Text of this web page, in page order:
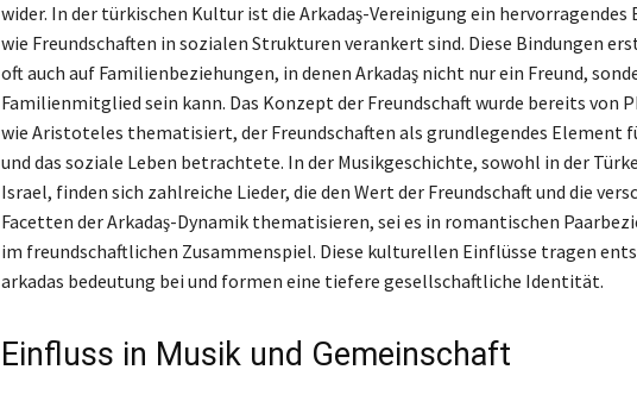
wider. In der türkischen Kultur ist die Arkadaş-Vereinigung ein hervorragendes
wie Freundschaften in sozialen Strukturen verankert sind. Diese Bindungen
oft auch auf Familienbeziehungen, in denen Arkadaş nicht nur ein Freund,
Familienmitglied sein kann. Das Konzept der Freundschaft wurde bereits von
wie Aristoteles thematisiert, der Freundschaften als grundlegendes Element
und das soziale Leben betrachtete. In der Musikgeschichte, sowohl in der
Israel, finden sich zahlreiche Lieder, die den Wert der Freundschaft und die
Facetten der Arkadaş-Dynamik thematisieren, sei es in romantischen
im freundschaftlichen Zusammenspiel. Diese kulturellen Einflüsse tragen
arkadas bedeutung bei und formen eine tiefere gesellschaftliche Identität.
Einfluss in Musik und Gemeinschaft